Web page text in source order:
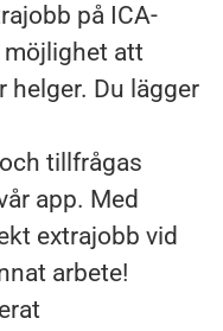
på ICA-
att
helger. Du lägger
tillfrågas
app. Med
extrajobb vid
arbete!